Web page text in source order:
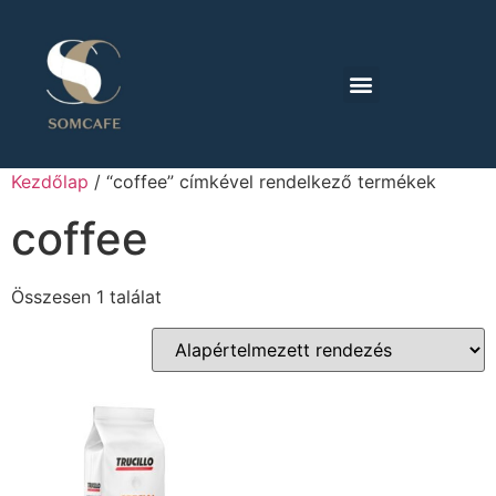
Kezdőlap / “coffee” címkével rendelkező termékek
coffee
Összesen 1 találat